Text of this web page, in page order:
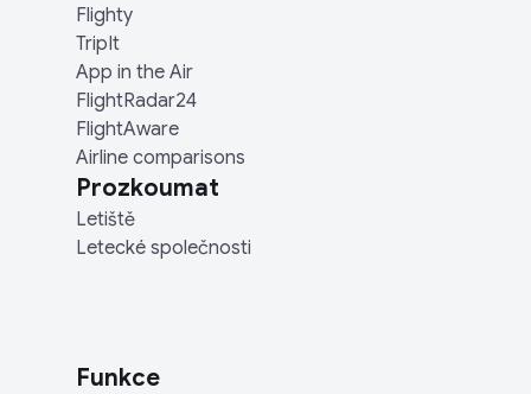
Flighty
TripIt
App in the Air
FlightRadar24
FlightAware
Airline comparisons
Prozkoumat
Letiště
Letecké společnosti
Funkce